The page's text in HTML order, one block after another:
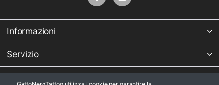
Informazioni
Servizio